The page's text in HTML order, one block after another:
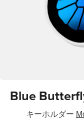
Blue
キーホルダー